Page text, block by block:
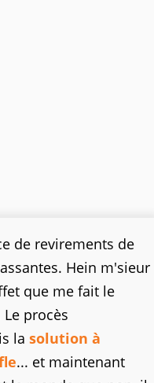
de revirements de
Hein m'sieur
que me fait le
Le procès
la solution à
... et maintenant